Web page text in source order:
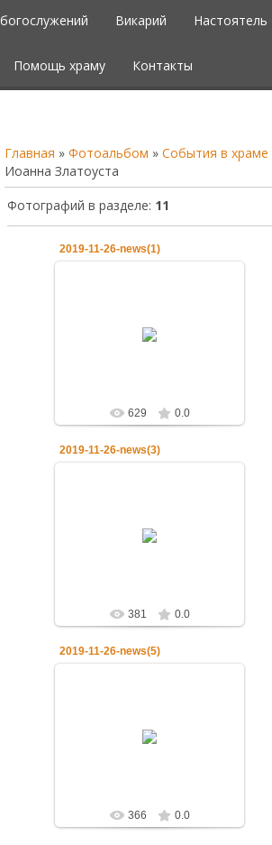
Викарий Настоятель
Помощь храму Контакты
Главная » Фотоальбом » События в храме
Иоанна Златоуста
Фотографий в разделе: 11
2019-11-26-news(1)
26.11.2019.Церковь чтит память
святителя Иоанна Златоуста
629 0.0
2019-11-26-news(3)
26.11.2019.Церковь чтит память
святителя Иоанна Златоуста
381 0.0
2019-11-26-news(5)
26.11.2019.Церковь чтит память
святителя Иоанна Златоуста
366 0.0